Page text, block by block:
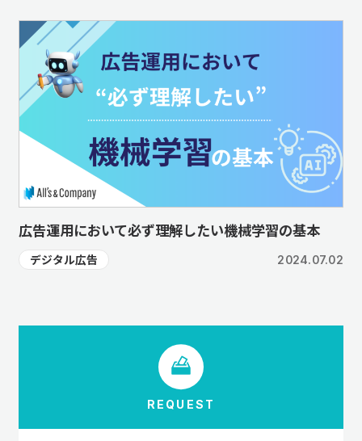
広告運用において必ず理解したい機械学習の基本
デジタル広告 2024.07.02
REQUEST